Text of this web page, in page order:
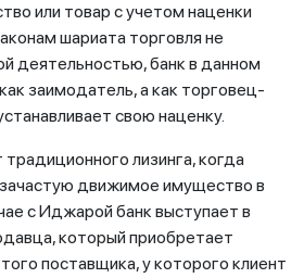
или товар с учетом наценки
шариата торговля не
деятельностью, банк в данном
заимодатель, а как торговец-
свою наценку.
традиционного лизинга, когда
движимое имущество в
с Иджарой банк выступает в
который приобретает
поставщика, у которого клиент